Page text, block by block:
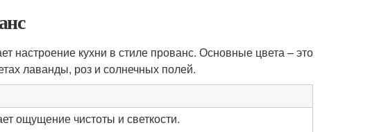
настроение кухни в стиле прованс. Основные цвета – это
лаванды, роз и солнечных полей.
ощущение чистоты и светкости.